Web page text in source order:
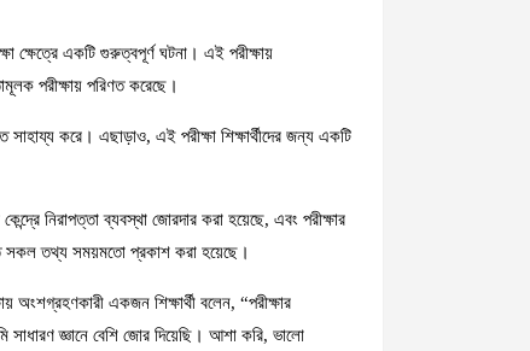
ক্ষেত্রে একটি গুরুত্বপূর্ণ ঘটনা। এই পরীক্ষায়
পরীক্ষায় পরিণত করেছে।
সাহায্য করে। এছাড়াও, এই পরীক্ষা শিক্ষার্থীদের জন্য একটি
নিরাপত্তা ব্যবস্থা জোরদার করা হয়েছে, এবং পরীক্ষার
সকল তথ্য সময়মতো প্রকাশ করা হয়েছে।
অংশগ্রহণকারী একজন শিক্ষার্থী বলেন, “পরীক্ষার
জ্ঞানে বেশি জোর দিয়েছি। আশা করি, ভালো